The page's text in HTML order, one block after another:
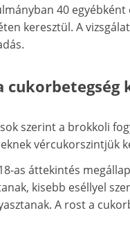
40
keresztül. A
cukorbetegség
szerint a brokkoli
vércukorszintjük
as áttekintés
kisebb eséllyel
A rost a